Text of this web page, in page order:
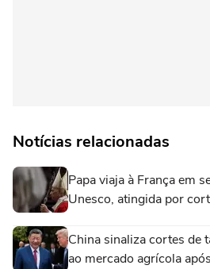
Notícias relacionadas
Papa viaja à França em
Unesco, atingida por
China sinaliza cortes de
ao mercado agrícola